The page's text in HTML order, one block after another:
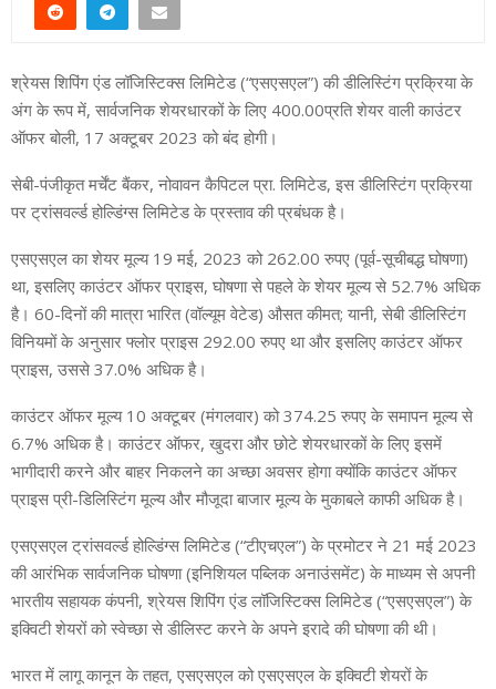
श्रेयस शिपिंग एंड लॉजिस्टिक्स लिमिटेड (“एसएसएल”) की डीलिस्टिंग प्रक्रिया के
अंग के रूप में, सार्वजनिक शेयरधारकों के लिए 400.00प्रति शेयर वाली काउंटर
ऑफर बोली, 17 अक्टूबर 2023 को बंद होगी।
सेबी-पंजीकृत मर्चेंट बैंकर, नोवावन कैपिटल प्रा. लिमिटेड, इस डीलिस्टिंग प्रक्रिया
पर ट्रांसवर्ल्ड होल्डिंग्स लिमिटेड के प्रस्ताव की प्रबंधक है।
एसएसएल का शेयर मूल्य 19 मई, 2023 को 262.00 रुपए (पूर्व-सूचीबद्ध घोषणा)
था, इसलिए काउंटर ऑफर प्राइस, घोषणा से पहले के शेयर मूल्य से 52.7% अधिक
है। 60-दिनों की मात्रा भारित (वॉल्यूम वेटेड) औसत कीमत; यानी, सेबी डीलिस्टिंग
विनियमों के अनुसार फ्लोर प्राइस 292.00 रुपए था और इसलिए काउंटर ऑफर
प्राइस, उससे 37.0% अधिक है।
काउंटर ऑफर मूल्य 10 अक्टूबर (मंगलवार) को 374.25 रुपए के समापन मूल्य से
6.7% अधिक है। काउंटर ऑफर, खुदरा और छोटे शेयरधारकों के लिए इसमें
भागीदारी करने और बाहर निकलने का अच्छा अवसर होगा क्योंकि काउंटर ऑफर
प्राइस प्री-डिलिस्टिंग मूल्य और मौजूदा बाजार मूल्य के मुकाबले काफी अधिक है।
एसएसएल ट्रांसवर्ल्ड होल्डिंग्स लिमिटेड (“टीएचएल”) के प्रमोटर ने 21 मई 2023
की आरंभिक सार्वजनिक घोषणा (इनिशियल पब्लिक अनाउंसमेंट) के माध्यम से अपनी
भारतीय सहायक कंपनी, श्रेयस शिपिंग एंड लॉजिस्टिक्स लिमिटेड (“एसएसएल”) के
इक्विटी शेयरों को स्वेच्छा से डीलिस्ट करने के अपने इरादे की घोषणा की थी।
भारत में लागू कानून के तहत, एसएसएल को एसएसएल के इक्विटी शेयरों के